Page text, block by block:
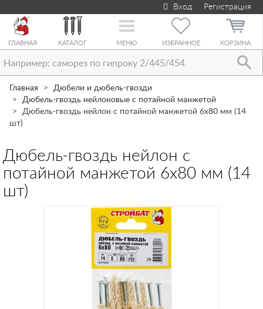
Вход Регистрация
ГЛАВНАЯ КАТАЛОГ
Toggle
МЕНЮ ИЗБРАННОЕ КОРЗИНА
Главная
Дюбели и дюбель-гвозди
Дюбель-гвоздь нейлоновые с потайной манжетой
Дюбель-гвоздь нейлон с потайной манжетой 6х80 мм (14
шт)
Дюбель-гвоздь нейлон с
потайной манжетой 6х80 мм (14
шт)